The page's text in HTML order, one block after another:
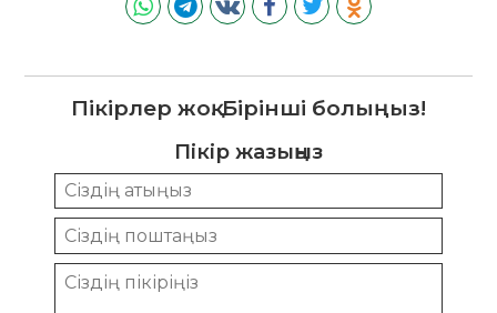
Пікірлер жоқ. Бірінші болыңыз!
Пікір жазыңыз